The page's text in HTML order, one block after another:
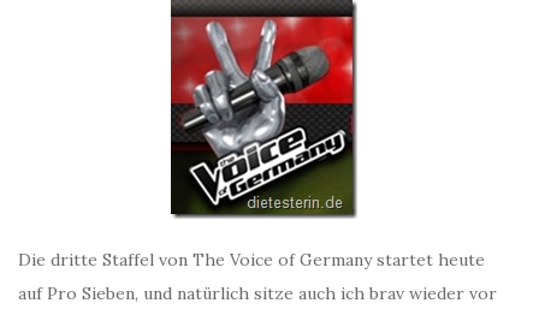
Die dritte Staffel von The Voice of Germany startet heute
auf Pro Sieben, und natürlich sitze auch ich brav wieder vor